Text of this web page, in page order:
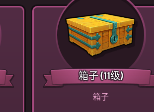
箱子(11级)
箱子